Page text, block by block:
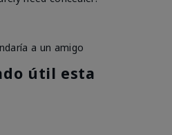
a un amigo
útil esta